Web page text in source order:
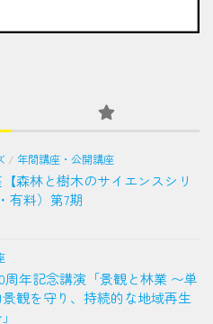
/ 年間講座・公開講座
森林と樹木のサイエンスシリ
有料）第7期
周年記念講演「景観と林業 〜単
観を守り、持続的な地域再生